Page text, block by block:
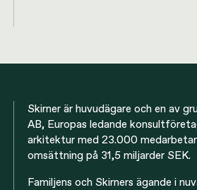
Skirner är huvudägare och en av
AB, Europas ledande
arkitektur med 23.000
omsättning på 31,5 miljarder SEK.
Familjens och Skirners ägande i